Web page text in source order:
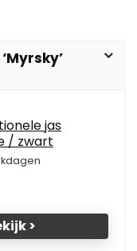
jas
/ zwart
>